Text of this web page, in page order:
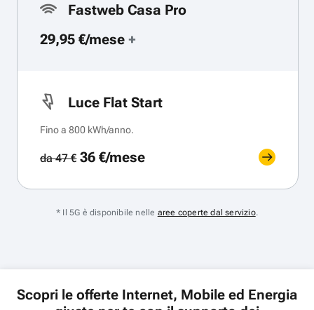
Fastweb Casa Pro
29,95 €/mese +
Luce Flat Start
Fino a 800 kWh/anno.
da 47 €36 €/mese
* Il 5G è disponibile nelle aree coperte dal servizio.
Scopri le offerte Internet, Mobile ed Energia